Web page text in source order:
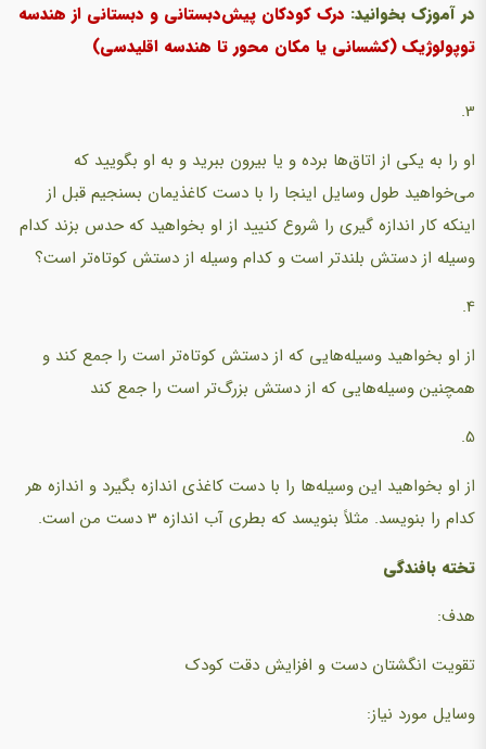
در آموزک بخوانید: درک کودکان پیش‌دبستانی و دبستانی از هندسه
توپولوژیک (کشسانی یا مکان محور تا هندسه اقلیدسی)
3.
او را به یکی از اتاق‌ها برده و یا بیرون ببرید و به او بگویید که
می‌خواهید طول وسایل اینجا را با دست کاغذیمان بسنجیم قبل از
اینکه کار اندازه گیری را شروع کنیید از او بخواهید که حدس بزند کدام
وسیله از دستش بلندتر است و کدام وسیله از دستش کوتاه‌تر است؟
4.
از او بخواهید وسیله‌هایی که از دستش کوتاه‌تر است را جمع کند و
همچنین وسیله‌هایی که از دستش بزرگ‌تر است را جمع کند
5.
از او بخواهید این وسیله‌ها را با دست کاغذی اندازه بگیرد و اندازه هر
کدام را بنویسد. مثلاً بنویسد که بطری آب اندازه 3 دست من است.
تخته بافندگی
هدف:
تقویت انگشتان دست و افزایش دقت کودک
وسایل مورد نیاز: